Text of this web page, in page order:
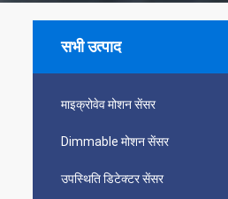
सभी उत्पाद
माइक्रोवेव मोशन सेंसर
Dimmable मोशन सेंसर
उपस्थिति डिटेक्टर सेंसर